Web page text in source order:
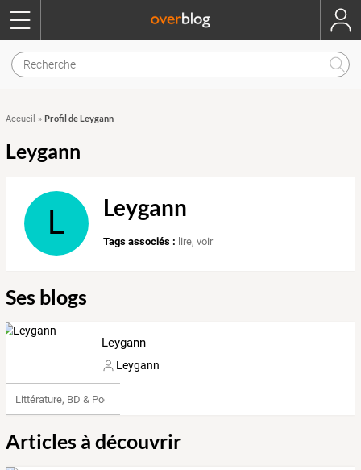
Accueil » Profil de Leygann
Leygann
L Leygann
Tags associés : lire,voir
Ses blogs
Leygann
Leygann
Littérature, BD & Poésie
Articles à découvrir